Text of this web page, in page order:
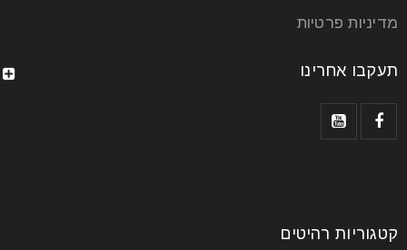
מדיניות פרטיות
תעקבו אחרינו
קטגוריות רהיטים